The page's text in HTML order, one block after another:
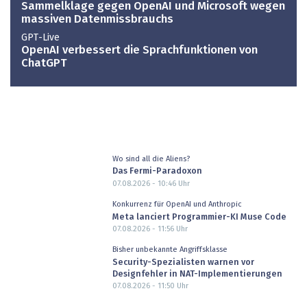
Sammelklage gegen OpenAI und Microsoft wegen
massiven Datenmissbrauchs
GPT-Live
OpenAI verbessert die Sprachfunktionen von
ChatGPT
Wo sind all die Aliens?
Das Fermi-Paradoxon
07.08.2026 - 10:46Uhr
Konkurrenz für OpenAI und Anthropic
Meta lanciert Programmier-KI Muse Code
07.08.2026 - 11:56Uhr
Bisher unbekannte Angriffsklasse
Security-Spezialisten warnen vor
Designfehler in NAT-Implementierungen
07.08.2026 - 11:50 Uhr